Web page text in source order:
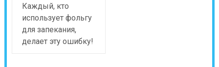
Каждый, кто
использует фольгу
для запекания,
делает эту ошибку!